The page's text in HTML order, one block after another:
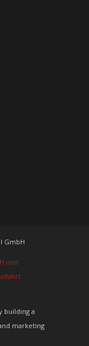
GmbH
und
building a
marketing